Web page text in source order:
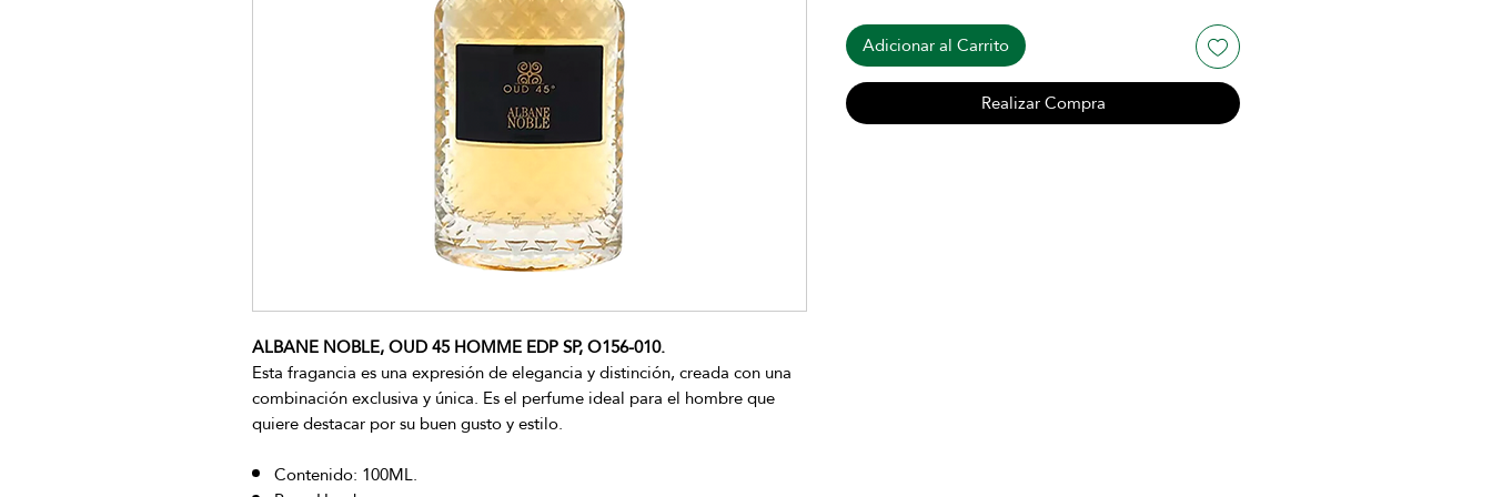
ALBANE NOBLE, OUD 45 HOMME EDP SP, O156-010.
Esta fragancia es una expresión de elegancia y distinción, creada con una
combinación exclusiva y única. Es el perfume ideal para el hombre que
quiere destacar por su buen gusto y estilo.
Contenido: 100ML.
Adicionar al Carrito
Realizar Compra